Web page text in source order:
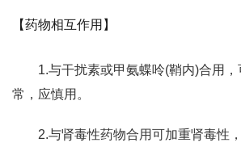
【药物相互作用】
1.与干扰素或甲氨蝶呤(鞘内)合用
常，应慎用。
2.与肾毒性药物合用可加重肾毒性